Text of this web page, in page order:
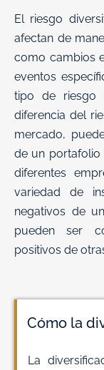
El riesgo
afectan de
como cambios
eventos
tipo de riesgo
diferencia del
mercado,
de un portafolio
diferentes
variedad de
negativos de
pueden ser
positivos de
Cómo la
La